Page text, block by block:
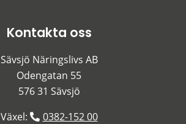
Kontakta oss
Sävsjö Näringslivs AB
Odengatan 55
576 31 Sävsjö
Växel:
0382-152 00